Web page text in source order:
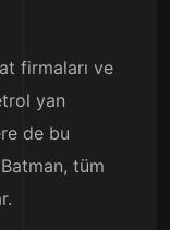
firmaları ve
yan
de bu
tüm